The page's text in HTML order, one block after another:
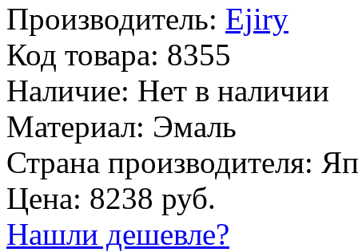
Производитель: Ejiry
Код товара: 8355
Наличие: Нет в наличии
Материал: Эмаль
Страна производителя:
Цена: 8238 руб.
Нашли дешевле?